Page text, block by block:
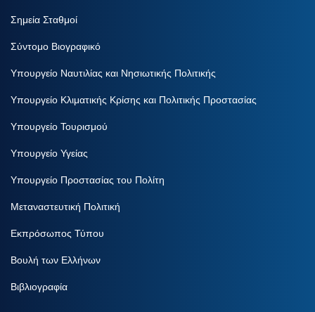
Σημεία Σταθμοί
Σύντομο Βιογραφικό
Υπουργείο Ναυτιλίας και Νησιωτικής Πολιτικής
Υπουργείο Κλιματικής Κρίσης και Πολιτικής Προστασίας
Υπουργείο Τουρισμού
Υπουργείο Υγείας
Υπουργείο Προστασίας του Πολίτη
Μεταναστευτική Πολιτική
Εκπρόσωπος Τύπου
Βουλή των Ελλήνων
Βιβλιογραφία